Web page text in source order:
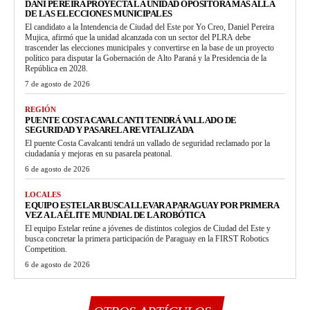
DANI PEREIRA PROYECTA LA UNIDAD OPOSITORA MÁS ALLÁ
DE LAS ELECCIONES MUNICIPALES
El candidato a la Intendencia de Ciudad del Este por Yo Creo, Daniel Pereira
Mujica, afirmó que la unidad alcanzada con un sector del PLRA debe
trascender las elecciones municipales y convertirse en la base de un proyecto
político para disputar la Gobernación de Alto Paraná y la Presidencia de la
República en 2028.
7 de agosto de 2026
REGIÓN
PUENTE COSTA CAVALCANTI TENDRÁ VALLADO DE
SEGURIDAD Y PASARELA REVITALIZADA
El puente Costa Cavalcanti tendrá un vallado de seguridad reclamado por la
ciudadanía y mejoras en su pasarela peatonal.
6 de agosto de 2026
LOCALES
EQUIPO ESTELAR BUSCA LLEVAR A PARAGUAY POR PRIMERA
VEZ A LA ÉLITE MUNDIAL DE LA ROBÓTICA
El equipo Estelar reúne a jóvenes de distintos colegios de Ciudad del Este y
busca concretar la primera participación de Paraguay en la FIRST Robotics
Competition.
6 de agosto de 2026